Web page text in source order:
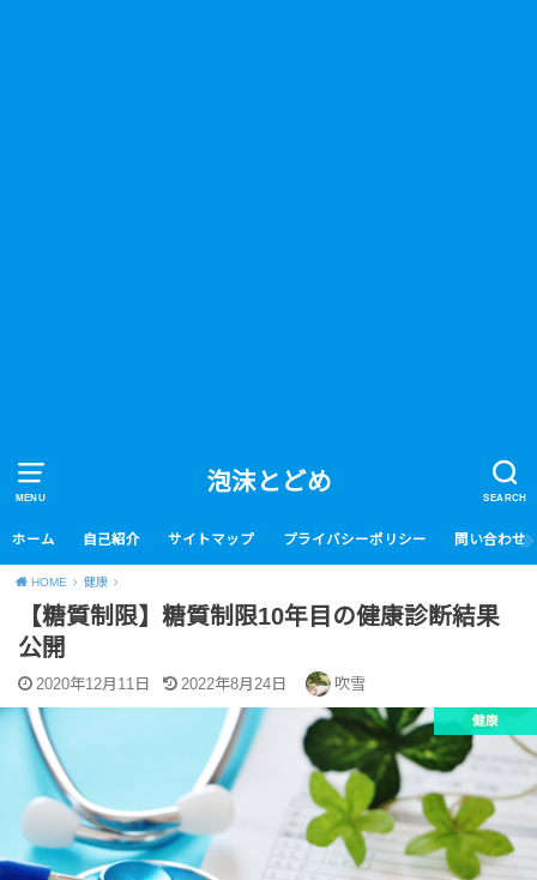
MENU SEARCH
泡沫とどめ
ホーム 自己紹介 サイトマップ プライバシーポリシー 問い合わせ
HOME 健康
【糖質制限】糖質制限10年目の健康診断結果
公開
2020年12月11日 2022年8月24日 吹雪
健康